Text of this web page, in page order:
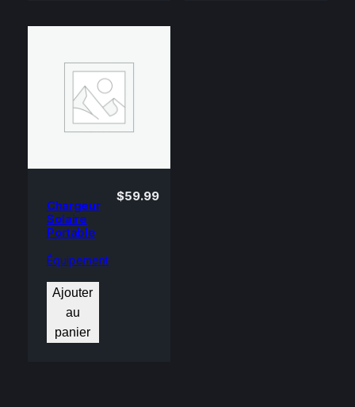
Chargeur
Solaire
Portable
Équipement
$59.99
Ajouter
au
panier